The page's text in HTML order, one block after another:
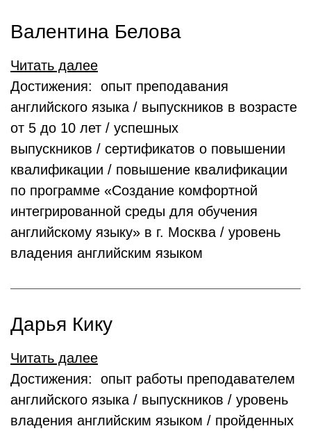
Валентина Белова
Читать далее
Достижения: опыт преподавания
английского языка / выпускников в возрасте
от 5 до 10 лет / успешных
выпускников / сертификатов о повышении
квалификации / повышение квалификации
по программе «Создание комфортной
интегрированной среды для обучения
английскому языку» в г. Москва / уровень
владения английским языком
Дарья Кику
Читать далее
Достижения: опыт работы преподавателем
английского языка / выпускников / уровень
владения английским языком / пройденных